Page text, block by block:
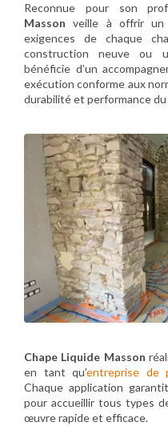
Reconnue pour son
Masson veille à offrir un
exigences de chaque
construction neuve ou
bénéficie d’un
exécution conforme aux
durabilité et performance du
Chape Liquide Masson
en tant qu’entreprise de
Chaque application
pour accueillir tous types
œuvre rapide et efficace.